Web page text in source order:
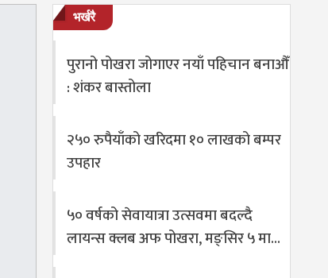
भर्खरै
पुरानो पोखरा जोगाएर नयाँ पहिचान बनाऔँ
: शंकर बास्तोला
२५० रुपैयाँको खरिदमा १० लाखको बम्पर
उपहार
५० वर्षको सेवायात्रा उत्सवमा बदल्दै
लायन्स क्लब अफ पोखरा, मङ्सिर ५ मा…